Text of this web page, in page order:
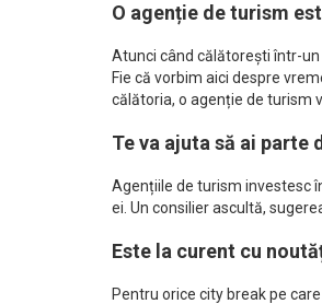
O agenție de turism
Atunci când călătorești într-
Fie că vorbim aici despre
călătoria, o agenție de turism
Te va ajuta să ai
Agențiile de turism investesc
ei. Un consilier ascultă,
Este la curent cu
Pentru orice city break pe